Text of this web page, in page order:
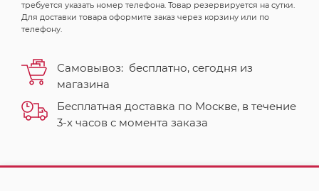
требуется указать номер телефона. Товар резервируется на сутки.
Для доставки товара оформите заказ через корзину или по
телефону.
Самовывоз: бесплатно, сегодня из
магазина
Бесплатная доставка по Москве, в течение
3-х часов с момента заказа